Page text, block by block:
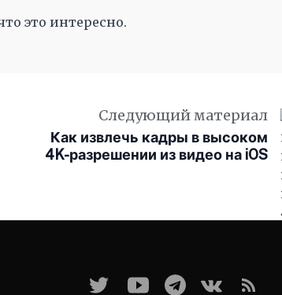
это интересно.
Следующий материал
Как извлечь кадры в высоком
4K-разрешении из видео на iOS